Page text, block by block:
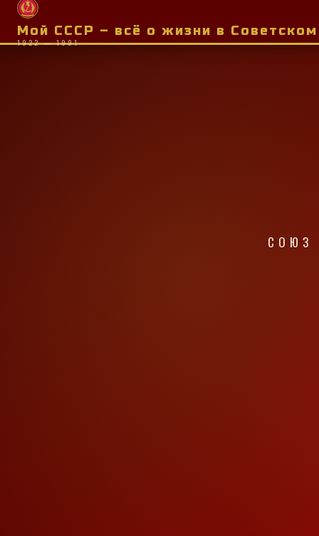
Мой СССР – всё о жизни в
1922 — 1991
СОЮЗ